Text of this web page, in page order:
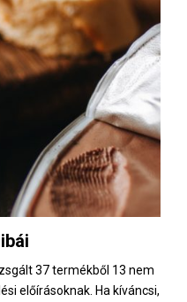
37 termékből 13 nem
előírásoknak. Ha kíváncsi,